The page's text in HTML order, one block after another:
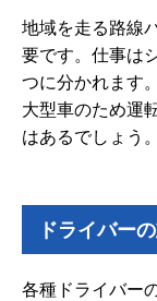
地域を走る路線
要です。仕事は
つに分かれます
大型車のため運
はあるでしょう。
ドライバー
各種ドライバー